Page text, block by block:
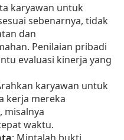
karyawan untuk
sebenarnya, tidak
dan
Penilaian pribadi
evaluasi kinerja yang
karyawan untuk
kerja mereka
misalnya
waktu.